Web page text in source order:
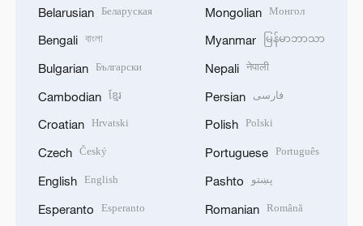
Belarusian Беларуская
Bengali বাংলা
Bulgarian Български
Cambodian ខ្មែរ
Croatian Hrvatski
Czech Český
English English
Esperanto Esperanto
Mongolian Монгол
Myanmar မြန်မာဘာသာ
Nepali नेपाली
Persian فارسی
Polish Polski
Portuguese Português
Pashto پښتو
Romanian Română